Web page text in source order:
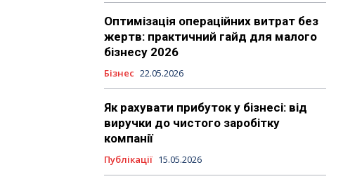
Оптимізація операційних витрат без
жертв: практичний гайд для малого
бізнесу 2026
Бізнес 22.05.2026
Як рахувати прибуток у бізнесі: від
виручки до чистого заробітку
компанії
Публікації 15.05.2026